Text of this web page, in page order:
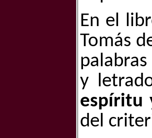
En el
Tomás
y
espíritu
del